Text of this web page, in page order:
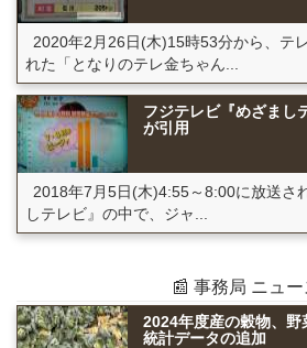
2020年2月26日(木)15時53分から、テ
れた「となりのテレ金ちゃん...
フジテレビ『めざまし
が引用
2018年7月5日(木)4:55～8:00に放送さ
しテレビ』の中で、ジャ...
📰 事務局 ニュー
2024年度産の穀物、
統計データの追加